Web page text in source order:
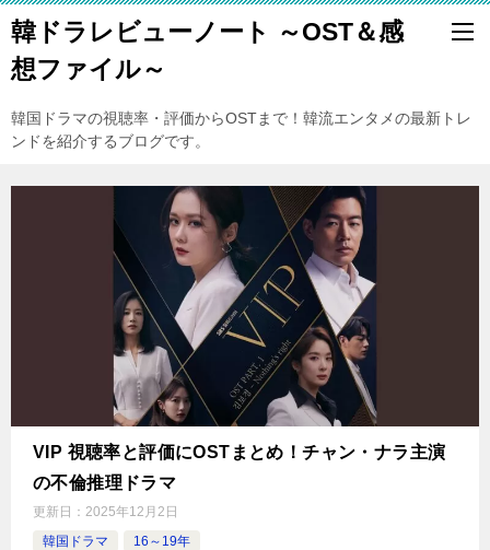
韓ドラレビューノート ～OST＆感
想ファイル～
韓国ドラマの視聴率・評価からOSTまで！韓流エンタメの最新トレ
ンドを紹介するブログです。
VIP 視聴率と評価にOSTまとめ！チャン・ナラ主演
の不倫推理ドラマ
更新日： 2025年12月2日
韓国ドラマ
16～19年